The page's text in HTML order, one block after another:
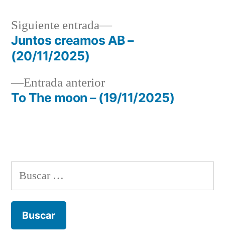
Navegación
entradas
Entrada anteriorEntrada
anterior:
To The moon – (19/11/2025)
Siguiente entrada
Siguiente
entrada:
Juntos creamos AB –
(20/11/2025)
Buscar: